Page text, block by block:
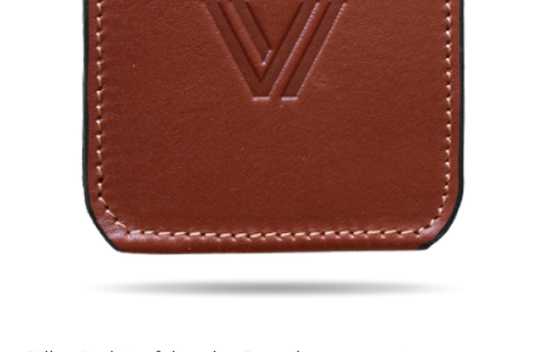
EN FR
Ich habe gelesen und akzeptiert
Bestimmungen
SENDEN